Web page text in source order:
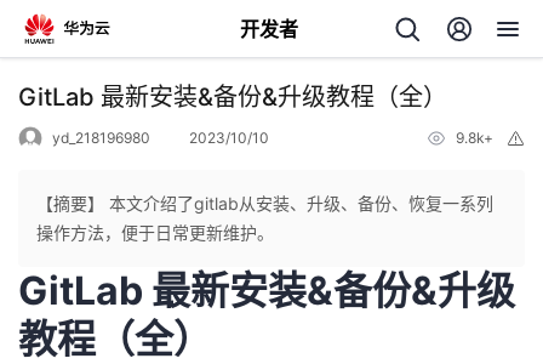
开发者
返
个
人
我
GitLab 最新安装&备份&升级教程（全）
yd_218196980 2023/10/10 9.8k+
【摘要】 本文介绍了gitlab从安装、升级、备份、恢复一系列
操作方法，便于日常更新维护。
GitLab 最新安装&备份&升级
教程（全）